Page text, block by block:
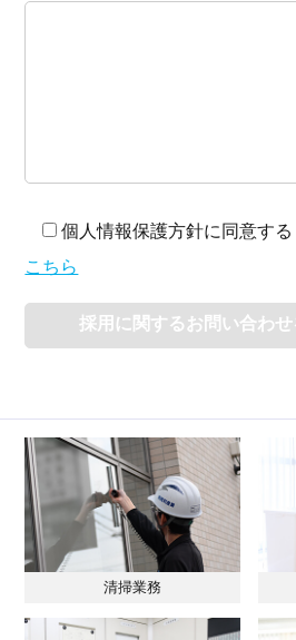
個人情報保護方針に同意する
こちら
清掃業務